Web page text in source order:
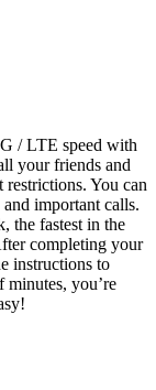
/ LTE speed with
your friends and
You can
important calls.
the fastest in the
completing your
instructions to
minutes, you’re